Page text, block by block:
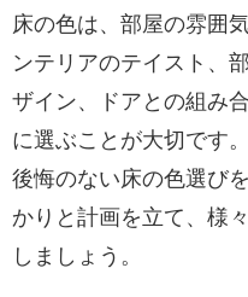
床の色は、部屋の雰囲
ンテリアのテイスト、
ザイン、ドアとの組み
に選ぶことが大切です。
後悔のない床の色選び
かりと計画を立て、様
しましょう。